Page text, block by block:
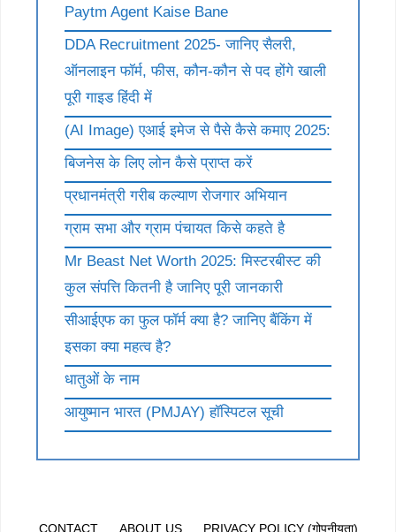
Paytm Agent Kaise Bane
DDA Recruitment 2025- जानिए सैलरी,
ऑनलाइन फॉर्म, फीस, कौन-कौन से पद होंगे खाली
पूरी गाइड हिंदी में
(AI Image) एआई इमेज से पैसे कैसे कमाए 2025:
बिजनेस के लिए लोन कैसे प्राप्त करें
प्रधानमंत्री गरीब कल्याण रोजगार अभियान
ग्राम सभा और ग्राम पंचायत किसे कहते है
Mr Beast Net Worth 2025: मिस्टरबीस्ट की
कुल संपत्ति कितनी है जानिए पूरी जानकारी
सीआईएफ का फुल फॉर्म क्या है? जानिए बैंकिंग में
इसका क्या महत्व है?
धातुओं के नाम
आयुष्मान भारत (PMJAY) हॉस्पिटल सूची
CONTACT ABOUT US PRIVACY POLICY (गोपनीयता)